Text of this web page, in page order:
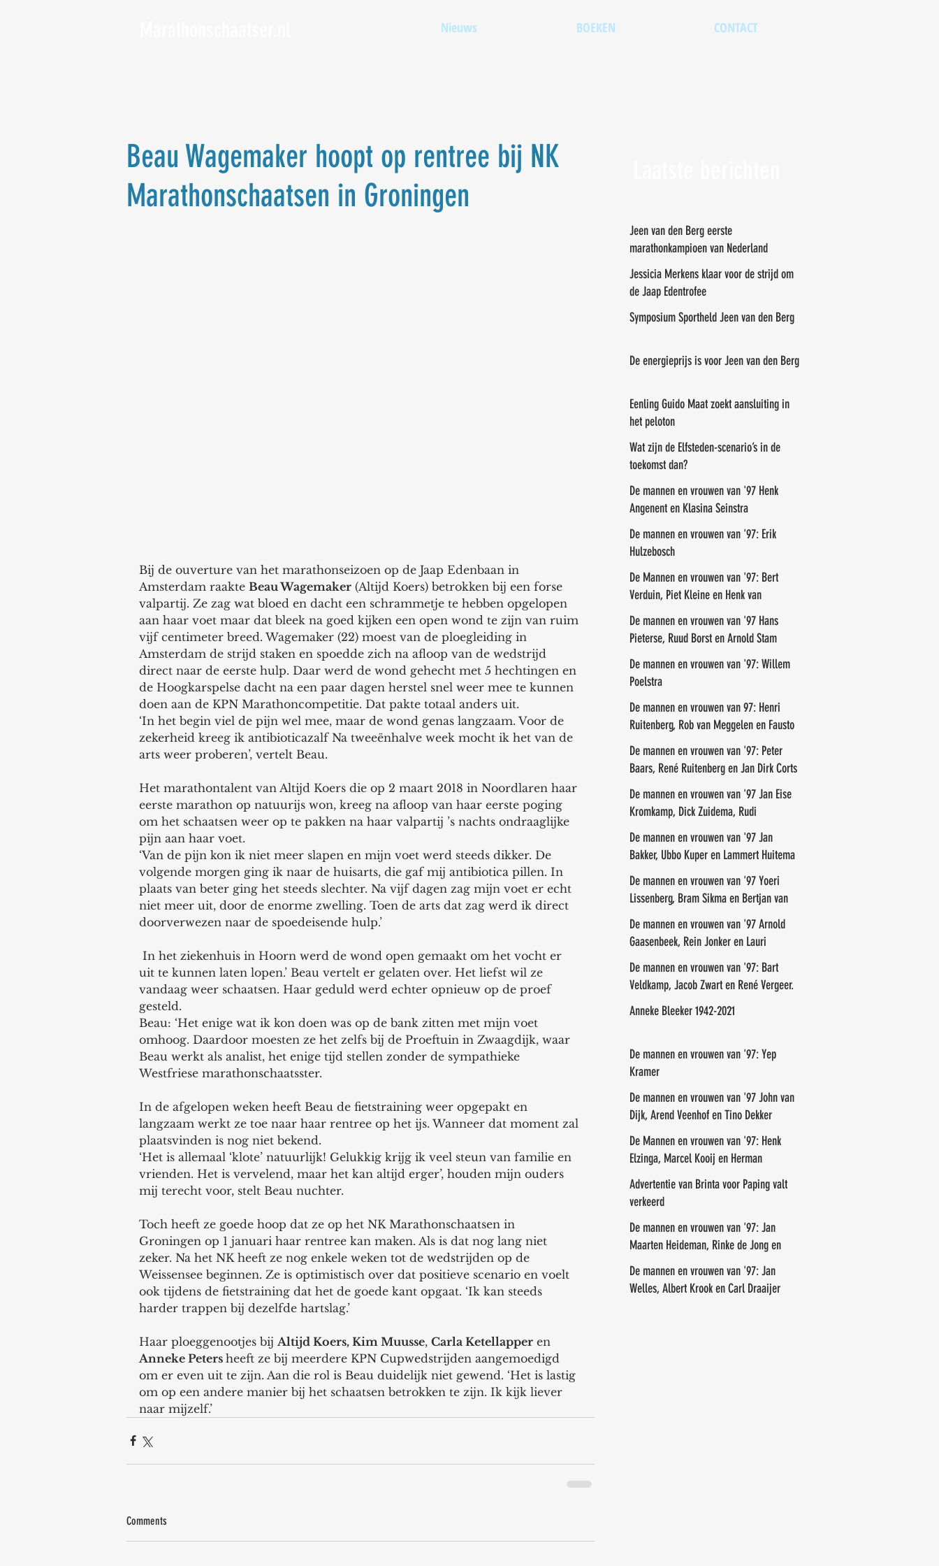
Nieuws BOEKEN CONTACT
Beau Wagemaker hoopt op rentree bij NK
Marathonschaatsen in Groningen
Bij de ouverture van het marathonseizoen op de Jaap Edenbaan in
Amsterdam raakte Beau Wagemaker (Altijd Koers) betrokken bij een forse
valpartij. Ze zag wat bloed en dacht een schrammetje te hebben opgelopen
aan haar voet maar dat bleek na goed kijken een open wond te zijn van ruim
vijf centimeter breed. Wagemaker (22) moest van de ploegleiding in
Amsterdam de strijd staken en spoedde zich na afloop van de wedstrijd
direct naar de eerste hulp. Daar werd de wond gehecht met 5 hechtingen en
de Hoogkarspelse dacht na een paar dagen herstel snel weer mee te kunnen
doen aan de KPN Marathoncompetitie. Dat pakte totaal anders uit.
‘In het begin viel de pijn wel mee, maar de wond genas langzaam. Voor de
zekerheid kreeg ik antibioticazalf Na tweeënhalve week mocht ik het van de
arts weer proberen’, vertelt Beau.
Het marathontalent van Altijd Koers die op 2 maart 2018 in Noordlaren haar
eerste marathon op natuurijs won, kreeg na afloop van haar eerste poging
om het schaatsen weer op te pakken na haar valpartij ’s nachts ondraaglijke
pijn aan haar voet.
‘Van de pijn kon ik niet meer slapen en mijn voet werd steeds dikker. De
volgende morgen ging ik naar de huisarts, die gaf mij antibiotica pillen. In
plaats van beter ging het steeds slechter. Na vijf dagen zag mijn voet er echt
niet meer uit, door de enorme zwelling. Toen de arts dat zag werd ik direct
doorverwezen naar de spoedeisende hulp.’
uit te kunnen laten lopen.’ Beau vertelt er gelaten over. Het liefst wil ze
vandaag weer schaatsen. Haar geduld werd echter opnieuw op de proef
gesteld.
Beau: ‘Het enige wat ik kon doen was op de bank zitten met mijn voet
omhoog. Daardoor moesten ze het zelfs bij de Proeftuin in Zwaagdijk, waar
Beau werkt als analist, het enige tijd stellen zonder de sympathieke
Westfriese marathonschaatsster.
In de afgelopen weken heeft Beau de fietstraining weer opgepakt en
langzaam werkt ze toe naar haar rentree op het ijs. Wanneer dat moment zal
plaatsvinden is nog niet bekend.
‘Het is allemaal ‘klote’ natuurlijk! Gelukkig krijg ik veel steun van familie en
vrienden. Het is vervelend, maar het kan altijd erger’, houden mijn ouders
mij terecht voor, stelt Beau nuchter.
Toch heeft ze goede hoop dat ze op het NK Marathonschaatsen in
Groningen op 1 januari haar rentree kan maken. Als is dat nog lang niet
zeker. Na het NK heeft ze nog enkele weken tot de wedstrijden op de
Weissensee beginnen. Ze is optimistisch over dat positieve scenario en voelt
ook tijdens de fietstraining dat het de goede kant opgaat. ‘Ik kan steeds
harder trappen bij dezelfde hartslag.’
Haar ploeggenootjes bij Altijd Koers, Kim Muusse, Carla Ketellapper en
Anneke Peters heeft ze bij meerdere KPN Cupwedstrijden aangemoedigd
om er even uit te zijn. Aan die rol is Beau duidelijk niet gewend. ‘Het is lastig
om op een andere manier bij het schaatsen betrokken te zijn. Ik kijk liever
naar mijzelf.’
Comments
Jeen van den Berg eerste
marathonkampioen van Nederland
Jessicia Merkens klaar voor de strijd om
de Jaap Edentrofee
Symposium Sportheld Jeen van den Berg
De energieprijs is voor Jeen van den Berg
Eenling Guido Maat zoekt aansluiting in
het peloton
Wat zijn de Elfsteden-scenario’s in de
toekomst dan?
De mannen en vrouwen van '97 Henk
Angenent en Klasina Seinstra
De mannen en vrouwen van '97: Erik
Hulzebosch
De Mannen en vrouwen van '97: Bert
Verduin, Piet Kleine en Henk van
Benthem
De mannen en vrouwen van '97 Hans
Pieterse, Ruud Borst en Arnold Stam
De mannen en vrouwen van '97: Willem
Poelstra
De mannen en vrouwen van 97: Henri
Ruitenberg, Rob van Meggelen en Fausto
de Marreiros
De mannen en vrouwen van '97: Peter
Baars, René Ruitenberg en Jan Dirk Corts
De mannen en vrouwen van '97 Jan Eise
Kromkamp, Dick Zuidema, Rudi
Groenendal
De mannen en vrouwen van '97 Jan
Bakker, Ubbo Kuper en Lammert Huitema
De mannen en vrouwen van '97 Yoeri
Lissenberg, Bram Sikma en Bertjan van
der Veen
De mannen en vrouwen van '97 Arnold
Gaasenbeek, Rein Jonker en Lauri
Paalasmaa
De mannen en vrouwen van '97: Bart
Veldkamp, Jacob Zwart en René Vergeer.
Anneke Bleeker 1942-2021
De mannen en vrouwen van '97: Yep
Kramer
De mannen en vrouwen van '97 John van
Dijk, Arend Veenhof en Tino Dekker
De Mannen en vrouwen van '97: Henk
Elzinga, Marcel Kooij en Herman
Veneman
Advertentie van Brinta voor Paping valt
verkeerd
De mannen en vrouwen van '97: Jan
Maarten Heideman, Rinke de Jong en
Erwin Tiemens
De mannen en vrouwen van '97: Jan
Welles, Albert Krook en Carl Draaijer